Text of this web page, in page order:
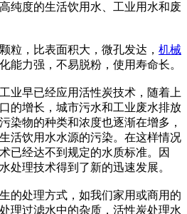
纯度的生活饮用水、工业用水和废
粒，比表面积大，微孔发达， 机械
能力强，不易脱粉，使用寿命长。
业早已经应用活性炭技术，随着上
的增长，城市污水和工业废水排放
染物的种类和浓度也逐渐在增多，
活饮用水水源的污染。在这样情况
已经达不到规定的水质标准。因
处理技术得到了新的迅速发展。
的处理方式，如我们家用或商用的
理过滤水中的杂质，活性炭处理水